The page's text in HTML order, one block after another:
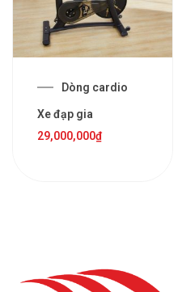
Dòng cardio
Xe đạp gia
29,000,000₫